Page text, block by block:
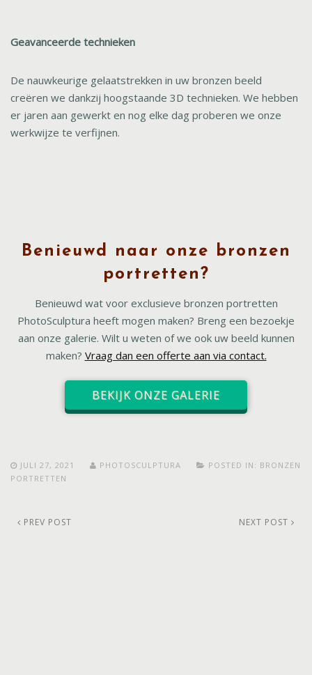
Geavanceerde technieken
De nauwkeurige gelaatstrekken in uw bronzen beeld
creëren we dankzij hoogstaande 3D technieken. We hebben
er jaren aan gewerkt en nog elke dag proberen we onze
werkwijze te verfijnen.
Benieuwd naar onze bronzen
portretten?
Benieuwd wat voor exclusieve bronzen portretten
PhotoSculptura heeft mogen maken? Breng een bezoekje
aan onze galerie. Wilt u weten of we ook uw beeld kunnen
maken? Vraag dan een offerte aan via contact.
BEKIJK ONZE GALERIE
JULI 27, 2021 PHOTOSCULPTURA POSTED IN: BRONZEN
PORTRETTEN
PREV POST NEXT POST